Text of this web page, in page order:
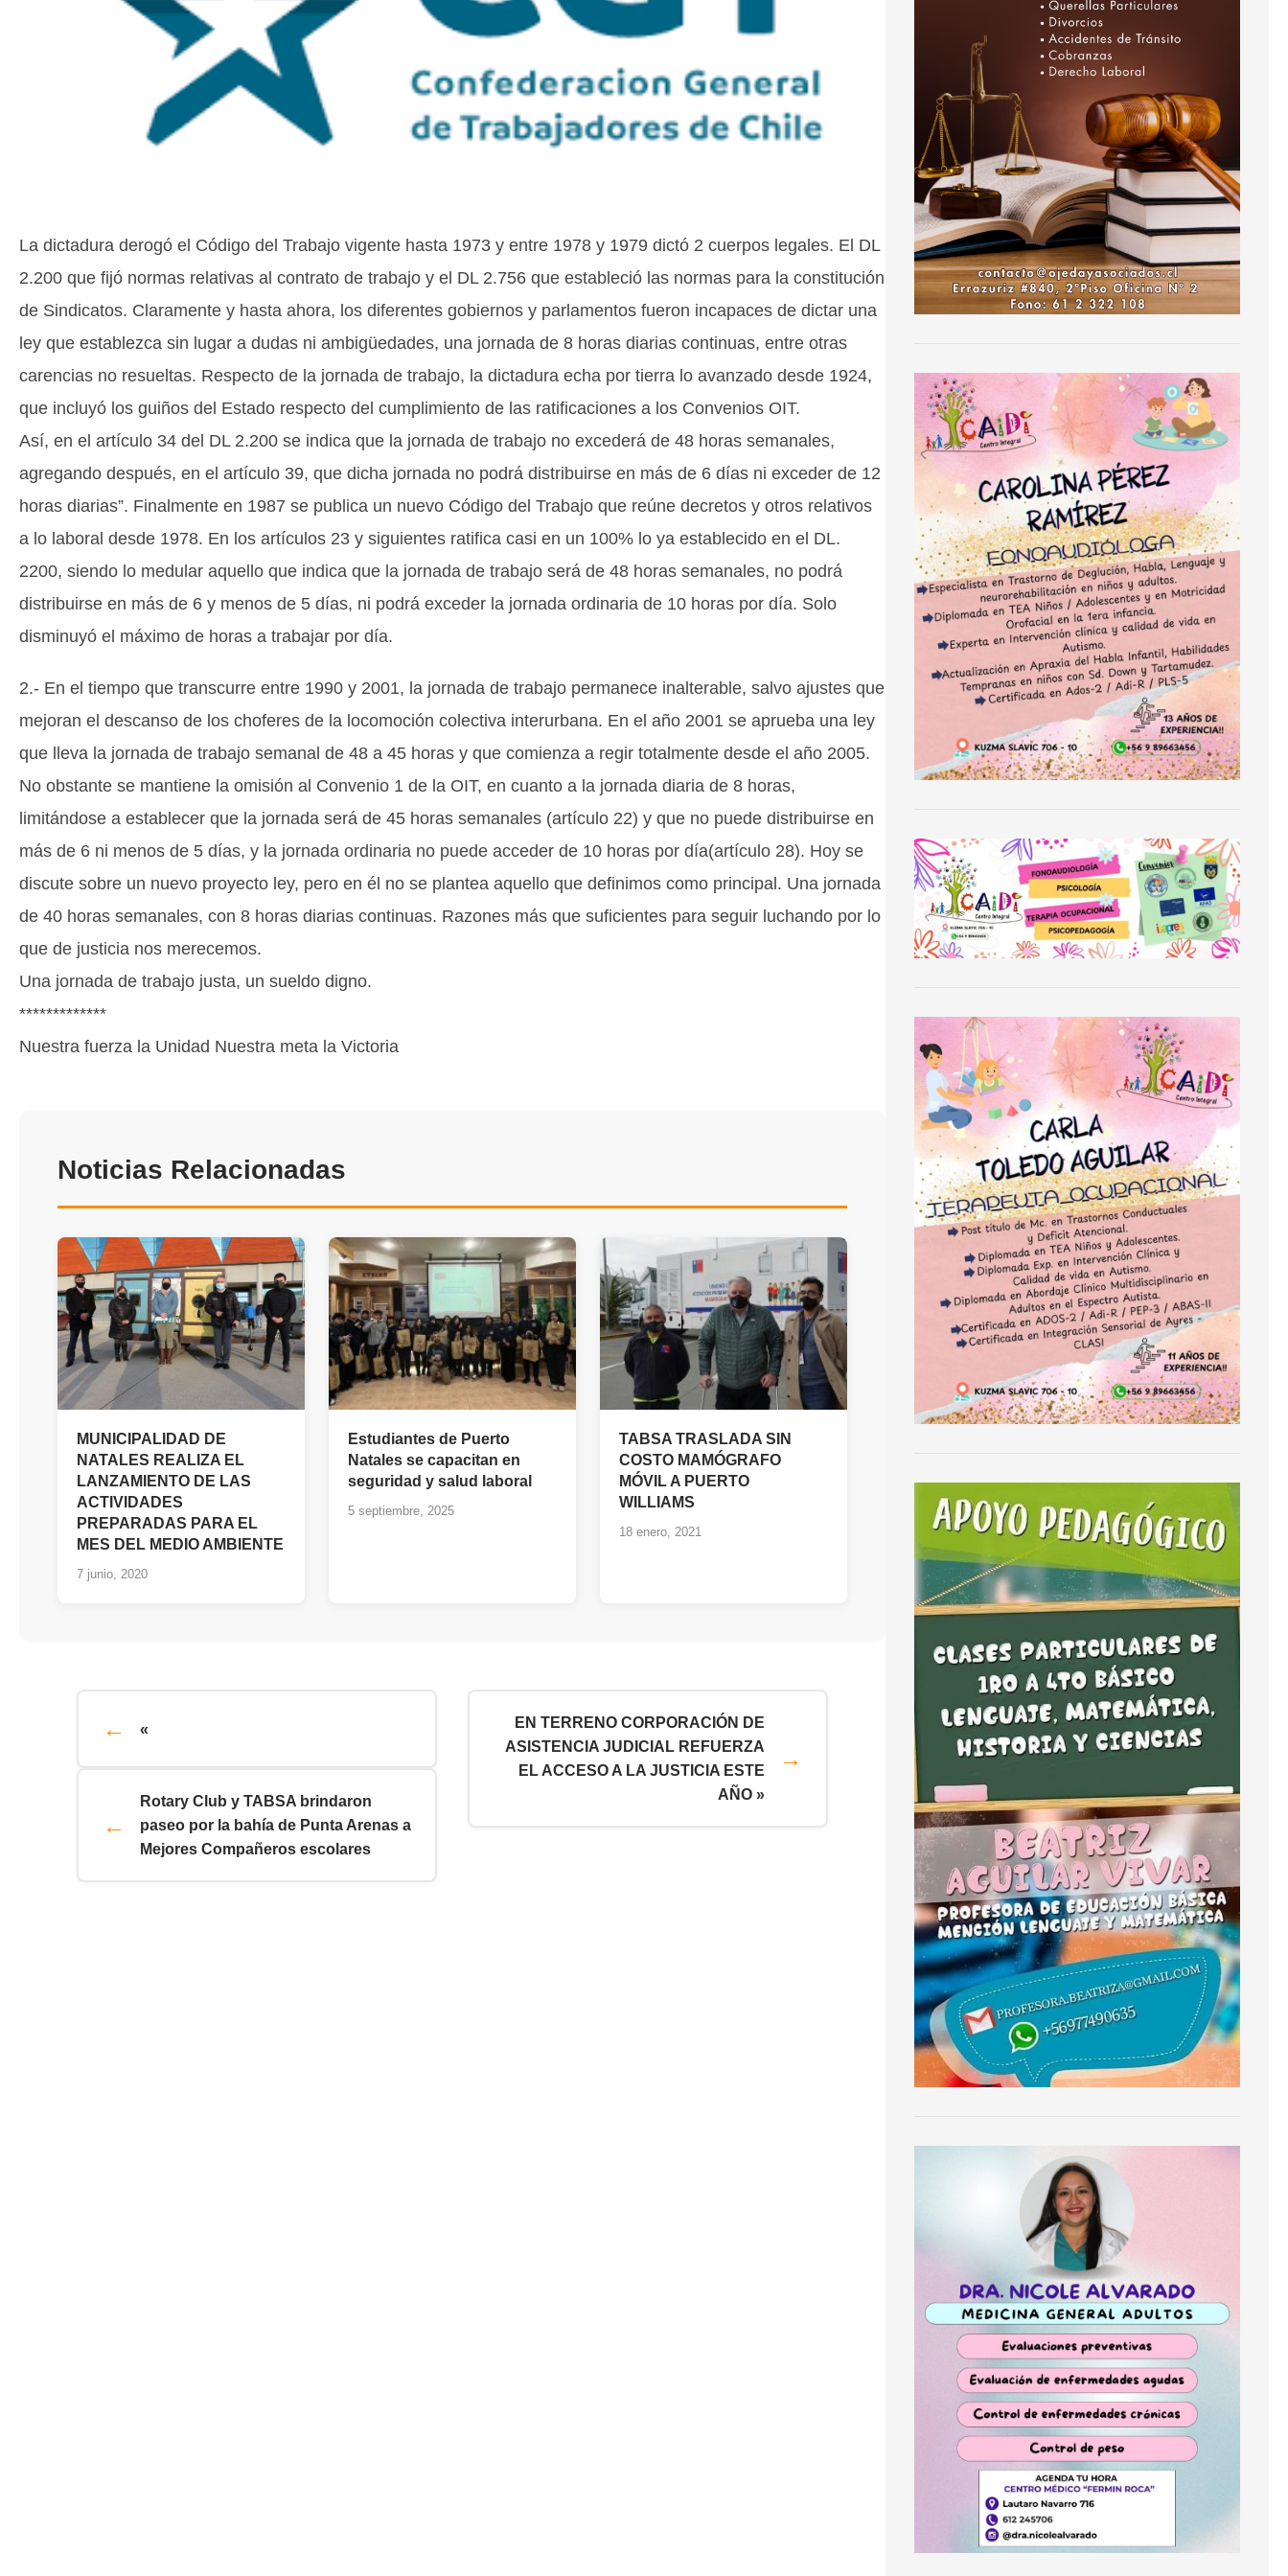
La dictadura derogó el Código del Trabajo vigente hasta 1973 y entre 1978 y 1979 dictó 2 cuerpos legales. El DL
2.200 que fijó normas relativas al contrato de trabajo y el DL 2.756 que estableció las normas para la constitución
de Sindicatos. Claramente y hasta ahora, los diferentes gobiernos y parlamentos fueron incapaces de dictar una
ley que establezca sin lugar a dudas ni ambigüedades, una jornada de 8 horas diarias continuas, entre otras
carencias no resueltas. Respecto de la jornada de trabajo, la dictadura echa por tierra lo avanzado desde 1924,
que incluyó los guiños del Estado respecto del cumplimiento de las ratificaciones a los Convenios OIT.
Así, en el artículo 34 del DL 2.200 se indica que la jornada de trabajo no excederá de 48 horas semanales,
agregando después, en el artículo 39, que dicha jornada no podrá distribuirse en más de 6 días ni exceder de 12
horas diarias”. Finalmente en 1987 se publica un nuevo Código del Trabajo que reúne decretos y otros relativos
a lo laboral desde 1978. En los artículos 23 y siguientes ratifica casi en un 100% lo ya establecido en el DL.
2200, siendo lo medular aquello que indica que la jornada de trabajo será de 48 horas semanales, no podrá
distribuirse en más de 6 y menos de 5 días, ni podrá exceder la jornada ordinaria de 10 horas por día. Solo
disminuyó el máximo de horas a trabajar por día.
2.- En el tiempo que transcurre entre 1990 y 2001, la jornada de trabajo permanece inalterable, salvo ajustes que
mejoran el descanso de los choferes de la locomoción colectiva interurbana. En el año 2001 se aprueba una ley
que lleva la jornada de trabajo semanal de 48 a 45 horas y que comienza a regir totalmente desde el año 2005.
No obstante se mantiene la omisión al Convenio 1 de la OIT, en cuanto a la jornada diaria de 8 horas,
limitándose a establecer que la jornada será de 45 horas semanales (artículo 22) y que no puede distribuirse en
más de 6 ni menos de 5 días, y la jornada ordinaria no puede acceder de 10 horas por día(artículo 28). Hoy se
discute sobre un nuevo proyecto ley, pero en él no se plantea aquello que definimos como principal. Una jornada
de 40 horas semanales, con 8 horas diarias continuas. Razones más que suficientes para seguir luchando por lo
que de justicia nos merecemos.
Una jornada de trabajo justa, un sueldo digno.
*************
Nuestra fuerza la Unidad Nuestra meta la Victoria
Noticias Relacionadas
MUNICIPALIDAD DE
NATALES REALIZA EL
LANZAMIENTO DE LAS
ACTIVIDADES
PREPARADAS PARA EL
MES DEL MEDIO AMBIENTE
7 junio, 2020
Estudiantes de Puerto
Natales se capacitan en
seguridad y salud laboral
5 septiembre, 2025
TABSA TRASLADA SIN
COSTO MAMÓGRAFO
MÓVIL A PUERTO
WILLIAMS
18 enero, 2021
«
Rotary Club y TABSA brindaron
paseo por la bahía de Punta Arenas a
Mejores Compañeros escolares
EN TERRENO CORPORACIÓN DE
ASISTENCIA JUDICIAL REFUERZA
EL ACCESO A LA JUSTICIA ESTE
AÑO »